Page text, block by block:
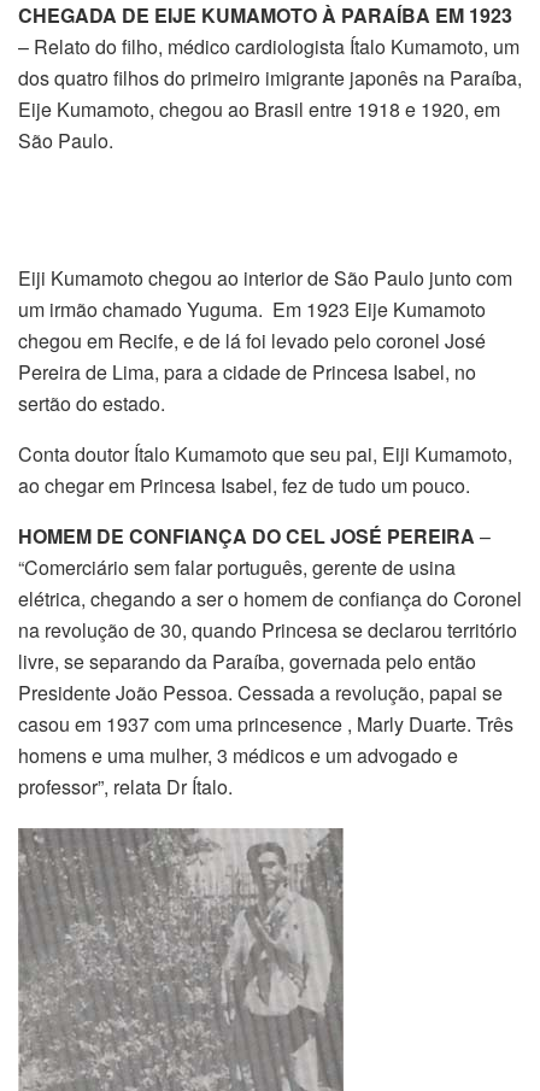
CHEGADA DE EIJE KUMAMOTO À PARAÍBA EM 1923
– Relato do filho, médico cardiologista Ítalo Kumamoto, um
dos quatro filhos do primeiro imigrante japonês na Paraíba,
Eije Kumamoto, chegou ao Brasil entre 1918 e 1920, em
São Paulo.
Eiji Kumamoto chegou ao interior de São Paulo junto com
um irmão chamado Yuguma. Em 1923 Eije Kumamoto
chegou em Recife, e de lá foi levado pelo coronel José
Pereira de Lima, para a cidade de Princesa Isabel, no
sertão do estado.
Conta doutor Ítalo Kumamoto que seu pai, Eiji Kumamoto,
ao chegar em Princesa Isabel, fez de tudo um pouco.
HOMEM DE CONFIANÇA DO CEL JOSÉ PEREIRA –
“Comerciário sem falar português, gerente de usina
elétrica, chegando a ser o homem de confiança do Coronel
na revolução de 30, quando Princesa se declarou território
livre, se separando da Paraíba, governada pelo então
Presidente João Pessoa. Cessada a revolução, papai se
casou em 1937 com uma princesence , Marly Duarte. Três
homens e uma mulher, 3 médicos e um advogado e
professor”, relata Dr Ítalo.